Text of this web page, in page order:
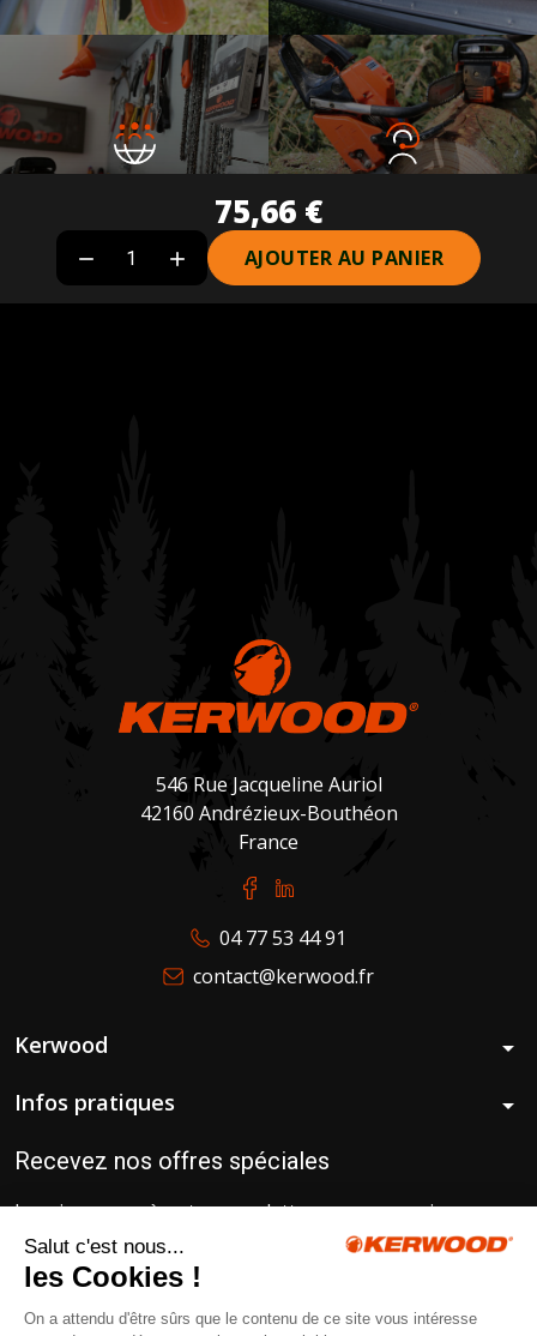
75,66 €
  AJOUTER AU PANIER
Plus de 40 revendeurs partenaires
546 Rue Jacqueline Auriol
42160 Andrézieux-Bouthéon
France
04 77 53 44 91
contact@kerwood.fr
Kerwood
arrow_drop_down
Infos pratiques
arrow_drop_down
Recevez nos offres spéciales
Inscrivez-vous à notre newsletter pour recevoir
gratuitement nos conseils d’experts pour un matériel
toujours au top !